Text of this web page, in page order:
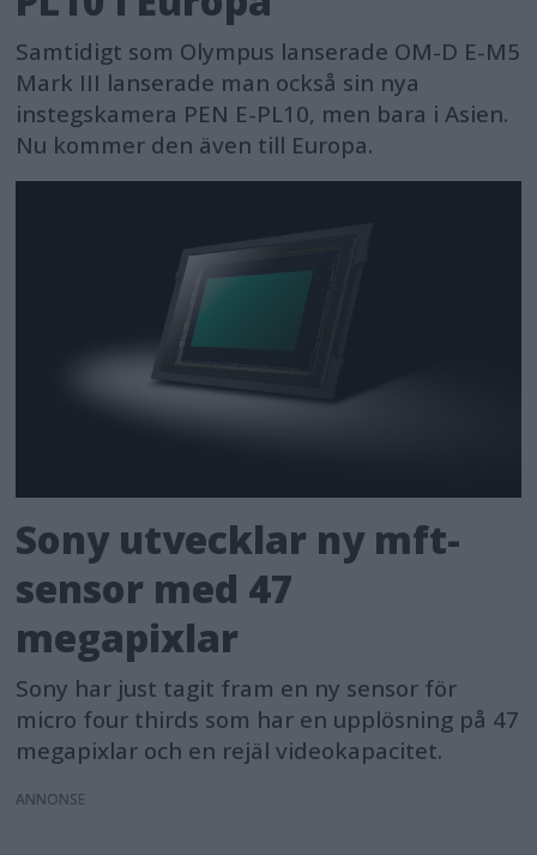
Samtidigt som Olympus lanserade OM-D E-M5
Mark III lanserade man också sin nya
instegskamera PEN E-PL10, men bara i Asien.
Nu kommer den även till Europa.
Sony utvecklar ny mft-
sensor med 47
megapixlar
Sony har just tagit fram en ny sensor för
micro four thirds som har en upplösning på 47
megapixlar och en rejäl videokapacitet.
ANNONS